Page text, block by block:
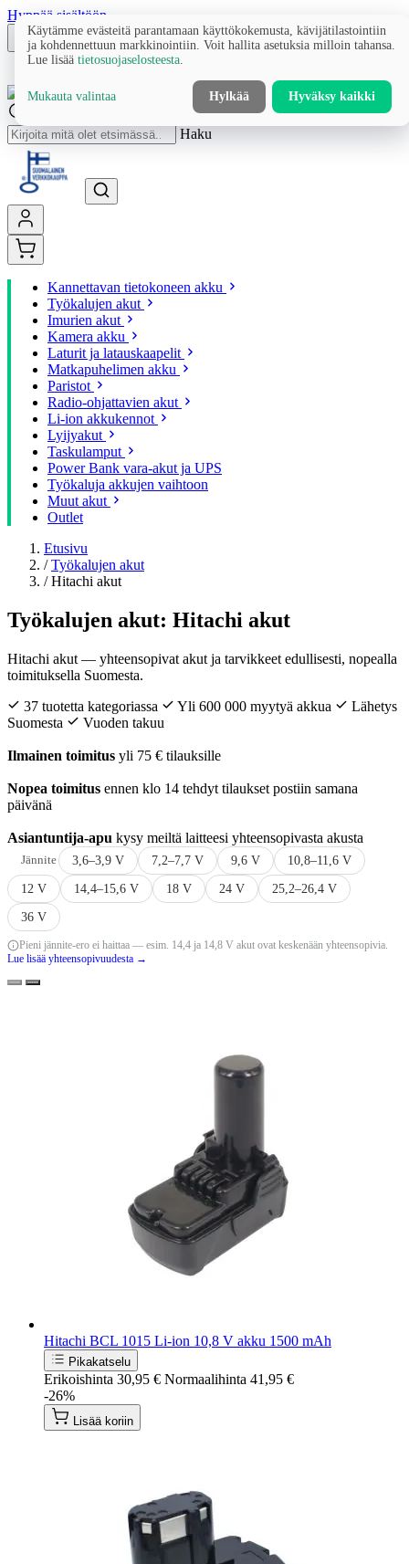
Hyppää sisältöön
Haku
Kannettavan tietokoneen akku
Työkalujen akut
Imurien akut
Kamera akku
Laturit ja latauskaapelit
Matkapuhelimen akku
Paristot
Radio-ohjattavien akut
Li-ion akkukennot
Lyijyakut
Taskulamput
Power Bank vara-akut ja UPS
Työkaluja akkujen vaihtoon
Muut akut
Outlet
Etusivu
/ Työkalujen akut
/ Hitachi akut
Työkalujen akut: Hitachi akut
Hitachi akut — yhteensopivat akut ja tarvikkeet edullisesti, nopealla
toimituksella Suomesta.
37 tuotetta kategoriassa
Yli 600 000 myytyä akkua
Lähetys
Suomesta
Vuoden takuu
Ilmainen toimitus yli 75 € tilauksille
Nopea toimitus ennen klo 14 tehdyt tilaukset postiin samana
päivänä
Asiantuntija-apu kysy meiltä laitteesi yhteensopivasta akusta
Jännite 3,6–3,9 V 7,2–7,7 V 9,6 V 10,8–11,6 V
12 V 14,4–15,6 V 18 V 24 V 25,2–26,4 V
36 V
Pieni jännite-ero ei haittaa — esim. 14,4 ja 14,8 V akut ovat keskenään yhteensopivia.
Lue lisää yhteensopivuudesta →
Hitachi BCL 1015 Li-ion 10,8 V akku 1500 mAh
Pikakatselu
Erikoishinta 30,95 € Normaalihinta 41,95 €
-26%
Lisää koriin
Käytämme evästeitä parantamaan käyttökokemusta, kävijätilastointiin
ja kohdennettuun markkinointiin. Voit hallita asetuksia milloin tahansa.
Lue lisää tietosuojaselosteesta
Mukauta valintaa Hylkää Hyväksy kaikki